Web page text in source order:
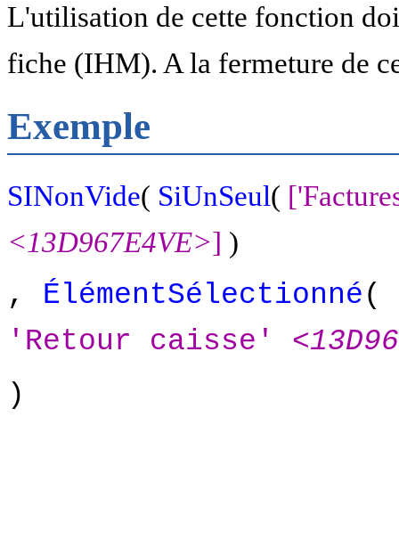
L'utilisation de cette fonction
fiche (IHM). A la fermeture de
Exemple
SINonVide( SiUnSeul(
<13D967E4VE>] )
, ÉlémentSélectionné(
'Retour caisse'
)